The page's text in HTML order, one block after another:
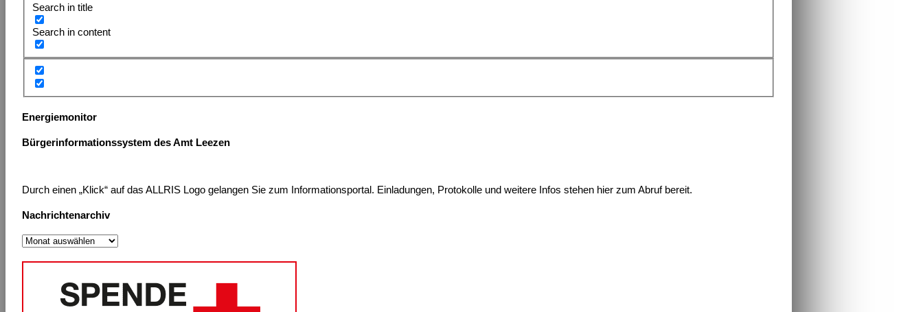
Search in title
Search in content
Energiemonitor
Bürgerinformationssystem des Amt Leezen
Durch einen „Klick“ auf das ALLRIS Logo gelangen Sie zum Informationsportal. Einladungen, Protokolle und weitere Infos stehen hier zum Abruf bereit.
Nachrichtenarchiv
Nachrichtenarchiv